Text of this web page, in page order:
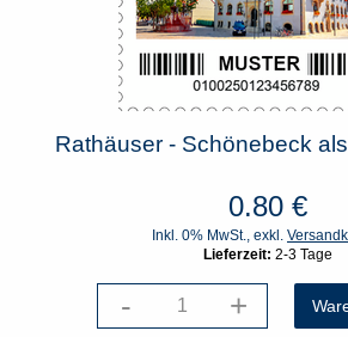
Rathäuser - Schönebeck
0.80 €
Inkl. 0% MwSt., exkl.
Lieferzeit: 2-3 Tage
- +